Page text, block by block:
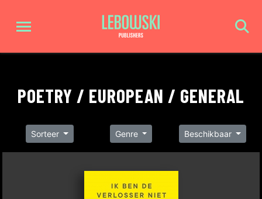
POETRY / EUROPEAN / GENERAL
Sorteer Genre Beschikbaar